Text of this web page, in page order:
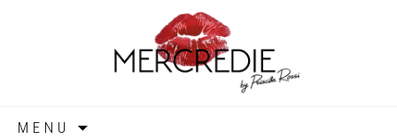
MERCREDIE
MENU